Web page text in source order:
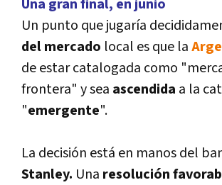
Una gran final, en junio
Un punto que jugarí­a
del mercado local es que la
de estar catalogada como
frontera" y sea ascendida a la
"emergente".
La decisión está en manos del
Stanley. Una resolución